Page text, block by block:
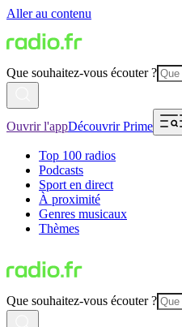
Aller au contenu
Que souhaitez-vous écouter ?
Ouvrir l'appDécouvrir Prime
Top 100 radios
Podcasts
Sport en direct
À proximité
Genres musicaux
Thèmes
Que souhaitez-vous écouter ?